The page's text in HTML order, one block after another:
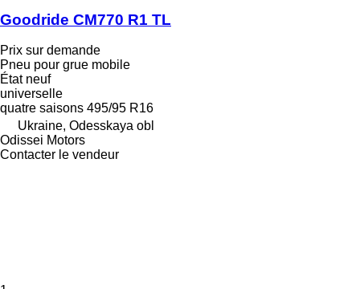
Goodride CM770 R1 TL
Prix sur demande
Pneu pour grue mobile
Étatneuf
universelle
quatre saisons 495/95 R16
Ukraine, Odesskaya obl
Odissei Motors
Contacter le vendeur